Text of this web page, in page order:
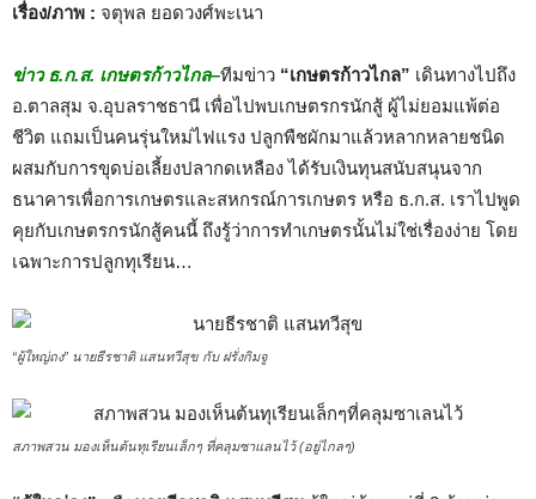
เรื่อง/ภาพ : จตุพล ยอดวงศ์พะเนา
ข่าว ธ.ก.ส. เกษตรก้าวไกล–ทีมข่าว “เกษตรก้าวไกล” เดินทางไปถึง
อ.ตาลสุม จ.อุบลราชธานี เพื่อไปพบเกษตรกรนักสู้ ผู้ไม่ยอมแพ้ต่อ
ชีวิต แถมเป็นคนรุ่นใหม่ไฟแรง ปลูกพืชผักมาแล้วหลากหลายชนิด
ผสมกับการขุดบ่อเลี้ยงปลากดเหลือง ได้รับเงินทุนสนับสนุนจาก
ธนาคารเพื่อการเกษตรและสหกรณ์การเกษตร หรือ ธ.ก.ส. เราไปพูด
คุยกับเกษตรกรนักสู้คนนี้ ถึงรู้ว่าการทำเกษตรนั้นไม่ใช่เรื่องง่าย โดย
เฉพาะการปลูกทุเรียน…
“ผู้ใหญ่ถง” นายธีรชาติ แสนทวีสุข กับ ฝรั่งกิมจู
สภาพสวน มองเห็นต้นทุเรียนเล็กๆ ที่คลุมซาแลนไว้ (อยู่ไกลๆ)